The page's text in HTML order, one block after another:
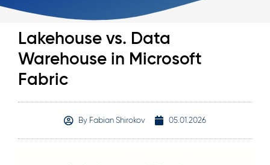
Lakehouse vs. Data
Warehouse in Microsoft
Fabric
By Fabian Shirokov 05.01.2026